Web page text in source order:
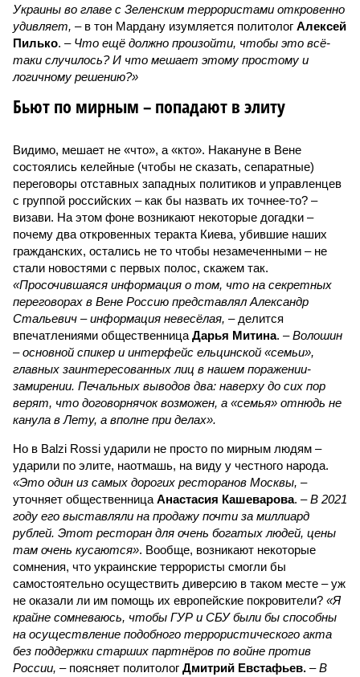
Украины во главе с Зеленским террористами откровенно
удивляет, – в тон Мардану изумляется политолог Алексей
Пилько. – Что ещё должно произойти, чтобы это всё-
таки случилось? И что мешает этому простому и
логичному решению?»
Бьют по мирным – попадают в элиту
Видимо, мешает не «что», а «кто». Накануне в Вене
состоялись келейные (чтобы не сказать, сепаратные)
переговоры отставных западных политиков и управленцев
с группой российских – как бы назвать их точнее-то? –
визави. На этом фоне возникают некоторые догадки –
почему два откровенных теракта Киева, убившие наших
гражданских, остались не то чтобы незамеченными – не
стали новостями с первых полос, скажем так.
«Просочившаяся информация о том, что на секретных
переговорах в Вене Россию представлял Александр
Стальевич – информация невесёлая, – делится
впечатлениями общественница Дарья Митина. –Волошин
– основной спикер и интерфейс ельцинской «семьи»,
главных заинтересованных лиц в нашем поражении-
замирении. Печальных выводов два: наверху до сих пор
верят, что договорнячок возможен, а «семья» отнюдь не
канула в Лету, а вполне при делах».
Но в Balzi Rossi ударили не просто по мирным людям –
ударили по элите, наотмашь, на виду у честного народа.
«Это один из самых дорогих ресторанов Москвы, –
уточняет общественница Анастасия Кашеварова. –В 2021
году его выставляли на продажу почти за миллиард
рублей. Этот ресторан для очень богатых людей, цены
там очень кусаются». Вообще, возникают некоторые
сомнения, что украинские террористы смогли бы
самостоятельно осуществить диверсию в таком месте – уж
не оказали ли им помощь их европейские покровители? «Я
крайне сомневаюсь, чтобы ГУР и СБУ были бы способны
на осуществление подобного террористического акта
без поддержки старших партнёров по войне против
России, – поясняет политолог Дмитрий Евстафьев. –В